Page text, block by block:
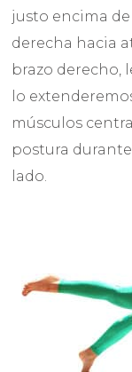
justo encima
derecha hacia
brazo derecho,
lo
músculos
postura
lado.